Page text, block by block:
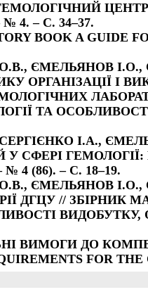
4. – С. 34–37.
BOOK A
ЄМЕЛЬЯНОВ
ОРГАНІЗАЦІЇ
ТА
І.А.,
СФЕРІ
4 (86). – C. 18–19.
ЄМЕЛЬЯНОВ
ДГЦУ // ЗБІРНИК
ВИМОГИ ДО
FOR